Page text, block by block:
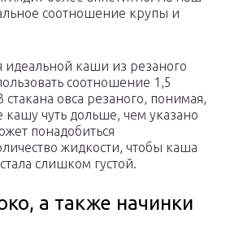
соотношение крупы и
идеальной каши из резаного
соотношение 1,5
стакана овса резаного, понимая,
кашу чуть дольше, чем указано
понадобиться
жидкости, чтобы каша
слишком густой.
а также начинки